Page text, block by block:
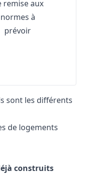
remise aux
normes à
prévoir
sont les différents
de logements
construits